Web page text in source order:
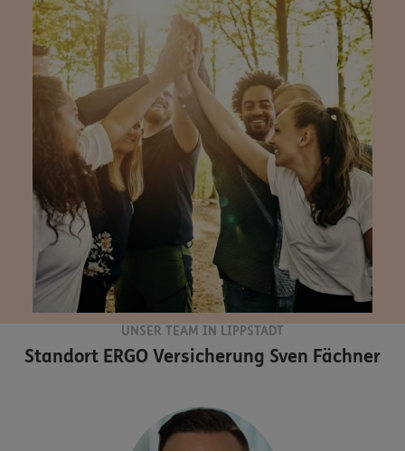
UNSER TEAM IN LIPPSTADT
Standort ERGO Versicherung Sven Fächner